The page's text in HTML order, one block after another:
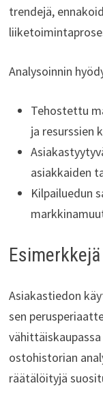
trendejä,
Analysoinnin
Tehostettu
ja resurssien
asiakkaiden
Kilpailuedun
Asiakastiedon
sen
ostohistorian
räätälöityjä